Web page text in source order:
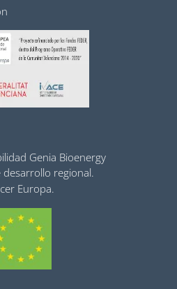
Genia Bioenergy
regional.
Europa.